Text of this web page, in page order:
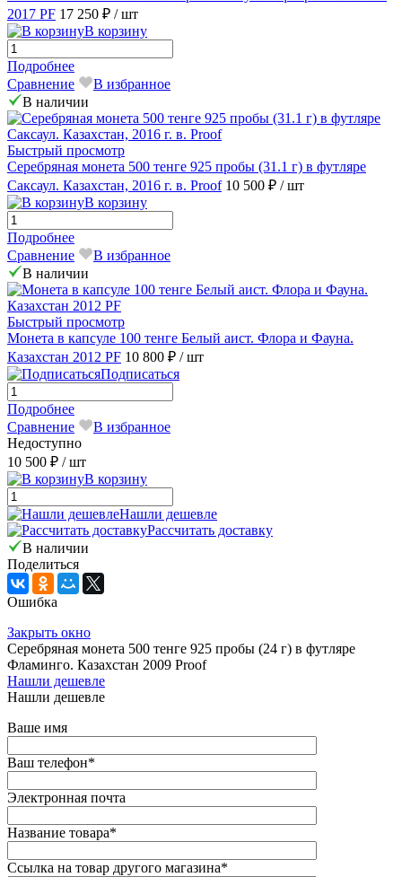
2017 PF 17 250 ₽ / шт
В корзину
Подробнее
Сравнение
В избранное
В наличии
Быстрый просмотр
Серебряная монета 500 тенге 925 пробы (31.1 г) в футляре
Саксаул. Казахстан, 2016 г. в. Proof 10 500 ₽ / шт
В корзину
Подробнее
Сравнение
В избранное
В наличии
Быстрый просмотр
Монета в капсуле 100 тенге Белый аист. Флора и Фауна.
Казахстан 2012 PF 10 800 ₽ / шт
Подписаться
Подробнее
Сравнение
В избранное
Недоступно
10 500 ₽ / шт
В корзину
Нашли дешевле
Рассчитать доставку
В наличии
Поделиться
Ошибка
Закрыть окно
Серебряная монета 500 тенге 925 пробы (24 г) в футляре
Фламинго. Казахстан 2009 Proof
Нашли дешевле
Нашли дешевле
Ваше имя
Ваш телефон*
Электронная почта
Название товара*
Ссылка на товар другого магазина*